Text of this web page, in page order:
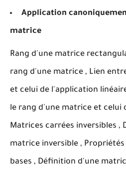
Application
matrice
Rang d'une matrice
rang d'une matrice , Lien
et celui de l'application
le rang d'une matrice et celui
Matrices carrées inversibles ,
matrice inversible ,
bases , Définition d'une